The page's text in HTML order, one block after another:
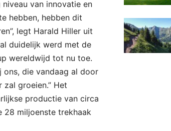
van innovatie en
hebben, hebben dit
legt Harald Hiller uit
duidelijk werd met de
wereldwijd tot nu toe.
ons, die vandaag al door
groeien.” Het
productie van circa
28 miljoenste trekhaak